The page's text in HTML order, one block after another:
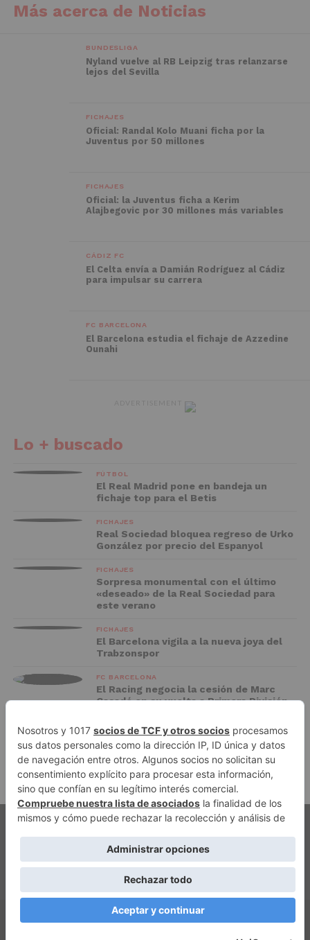
Más acerca de Noticias
BUNDESLIGA
Nyland vuelve al RB Leipzig tras relanzarse
lejos del Sevilla
FICHAJES
Oficial: Randal Kolo Muani ficha por la
Juventus por 50 millones
FICHAJES
Oficial: la Juventus ficha a Kerim
Alajbegovic por 30 millones más variables
CÁDIZ FC
El Celta envía a Damián Rodríguez al Cádiz
para impulsar su carrera
FC BARCELONA
El Barcelona estudia el fichaje de Azzedine
Ounahi
Lo + buscado
FÚTBOL
El Real Madrid pone en bandeja un
fichaje top para el Betis
FICHAJES
Real Sociedad bloquea regreso de Urko
González por precio del Espanyol
FICHAJES
Sorpresa monumental con el último
«deseado» de la Real Sociedad para
este verano
FICHAJES
El Barcelona vigila a la nueva joya del
Trabzonspor
FC BARCELONA
El Racing negocia la cesión de Marc
Casadó en su vuelta a Primera División
ADVERTISEMENT
AVISO LEGAL POLÍTICA DE PRIVACIDAD
CONTACTO
POLÍTICA EDITORIAL
QUIÉNES SOMOS
ACCESO REDACCIÓN
Copyright © 2026 El Fichaje. Sitio web propiedad de Syncsells